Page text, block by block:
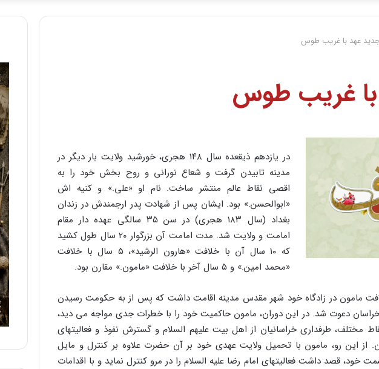
عهد با غریب طوس
غریب طوس
در یازدهم ذیقعده سال ۱۴۸ هجری، خورشید ولایت بار دیگر در
مدینه تابیدن گرفت و شعاع نورانی و روح بخش خود را به
اقصی نقاط عالم منتشر ساخت. نام او «علی.» و کنیه اش
«ابوالحسن.» بود. ایشان پس از شهادت پدر ارجمندش در زندان
بغداد (سال ۱۸۳ هجری) در سن ۳۵ سالگی عهده دار مقام
امامت و ولایت شد. مدت امامت آن بزرگوار ۲۰ سال طول کشید
که ۱۰ سال آن با خلافت «هارون الرشید»، ۵ سال با خلافت
«محمد امین.» و ۵ سال آخر با خلافت «مامون.» مقارن بود.
خلافت مامون در زادگاه خود شهر مقدس مدینه اقامت داشت که پس از به حکومت رسیدن
دعوت شد. در این دوران، مامون حاکمیت خود را با خطرات جدی مواجه می دید،
مختلف، طرفداری خراسانیان از اهل بیت علیهم السلام و گسترش نفوذ و فعالیتهای
از این رو، مامون با تحمیل ولایت عهدی خود بر آن حضرت علاوه بر کنترل و مایل
خود، قصد داشت فعالیتهای امام رضا علیه السلام را در مرو کنترل نماید و با اقدامات